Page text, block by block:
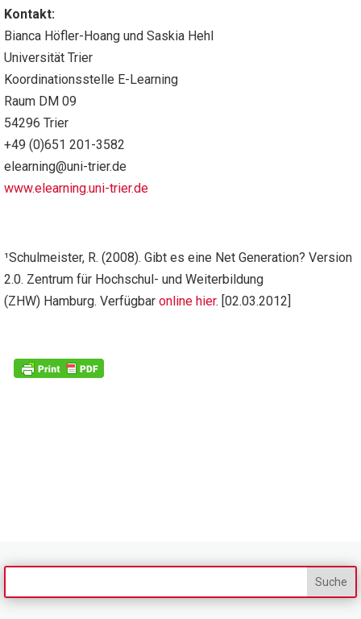
Kontakt:
Bianca Höfler-Hoang und Saskia Hehl
Universität Trier
Koordinationsstelle E-Learning
Raum DM 09
54296 Trier
+49 (0)651 201-3582
elearning@uni-trier.de
www.elearning.uni-trier.de
¹Schulmeister, R. (2008). Gibt es eine Net Generation? Version
2.0. Zentrum für Hochschul- und Weiterbildung
(ZHW) Hamburg. Verfügbar online hier. [02.03.2012]